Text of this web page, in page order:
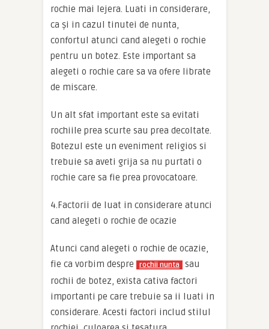
rochie mai lejera. Luati in considerare,
ca și in cazul tinutei de nunta,
confortul atunci cand alegeti o rochie
pentru un botez. Este important sa
alegeti o rochie care sa va ofere librate
de miscare.
Un alt sfat important este sa evitati
rochiile prea scurte sau prea decoltate.
Botezul este un eveniment religios si
trebuie sa aveti grija sa nu purtati o
rochie care sa fie prea provocatoare.
4.Factorii de luat in considerare atunci
cand alegeti o rochie de ocazie
Atunci cand alegeti o rochie de ocazie,
fie ca vorbim despre
rochii nunta
sau
rochii de botez, exista cativa factori
importanti pe care trebuie sa ii luati in
considerare. Acesti factori includ stilul